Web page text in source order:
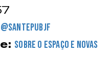
@santepubjf
sobre o espaço e novas